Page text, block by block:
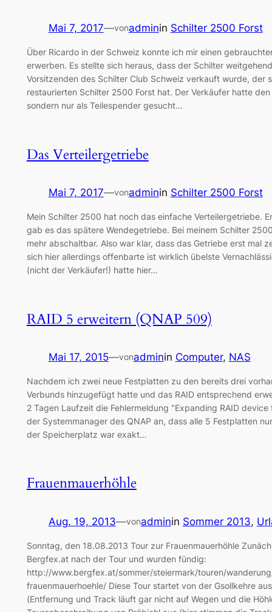
Mai 7, 2017—vonadminin Schilter 2500 Forst
Über Ricardo in der Schweiz konnte ich mir einen
erwerben. Es stellte sich heraus, dass der Schilter
Vorsitzenden des Schilter Club Schweiz verkauft wurde, der
restaurierten Schilter 2500 Forst hat. Der Verkäufer hatte
sondern nur als Teilespender gesucht…
Das Verteilergetriebe
Mai 7, 2017—vonadminin Schilter 2500 Forst
Mein Schilter 2500 hat noch das einfache Verteilergetriebe.
gab es das spätere Wendegetriebe. Bei meinem Schilter
mehr abschaltbar. Also war klar, dass das Getriebe erst mal
sich hier allerdings offenbarte ist wirklich übelste
(nicht der Verkäufer!) hatte hier…
RAID 5 erweitern (QNAP 509)
Mai 17, 2015—vonadminin Computer, NAS
Nachdem ich zwei neue Festplatten zu den bereits drei
Verbunds hinzugefügt hatte und das RAID entsprechend
2 Tagen Laufzeit die Fehlermeldung "Expanding RAID
der Systemmanager des QNAP an, dass alle 5 Festplatten
der Speicherplatz war exakt…
Frauenmauerhöhle
Aug. 19, 2013—vonadminin Sommer 2013,
Sonntag, den 18.08.2013 Tour zur Frauenmauerhöhle
Bergfex.at nach der Tour und wurden fündig:
http://www.bergfex.at/sommer/steiermark/touren/
frauenmauerhoehle/ Diese Tour startet von der Gsollkehre
(Entfernung und Track läuft gar nicht auf Wegen und die